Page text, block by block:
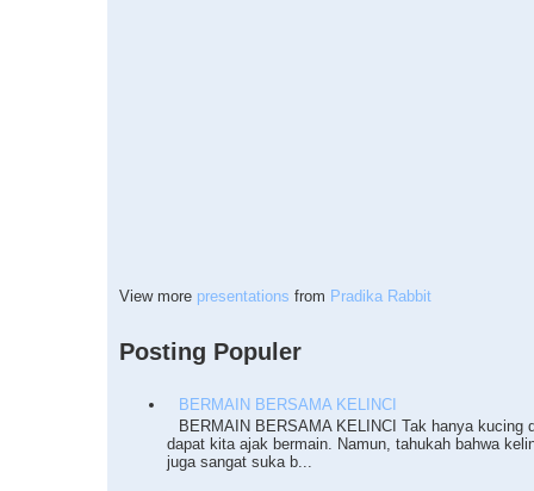
View more presentations from Pradika Rabbit
Posting Populer
BERMAIN BERSAMA KELINCI
BERMAIN BERSAMA KELINCI Tak hanya kucing
dapat kita ajak bermain. Namun, tahukah bahwa
juga sangat suka b...